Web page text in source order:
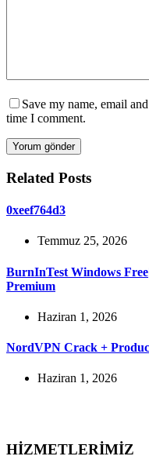
Save my name, email
time I comment.
Yorum gönder
Related Posts
0xeef764d3
Temmuz 25, 2026
BurnInTest Windows
Premium
Haziran 1, 2026
NordVPN Crack +
Haziran 1, 2026
HİZMETLERİMİZ